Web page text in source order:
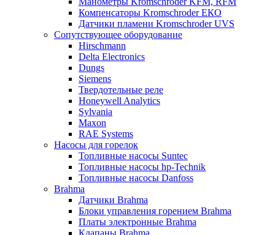
Компенсаторы Kromschroder ЕКО
Датчики пламени Kromschroder UVS
Сопутствующее оборудование
Hirschmann
Delta Electronics
Dungs
Siemens
Твердотельные реле
Honeywell Analytics
Sylvania
Maxon
RAE Systems
Насосы для горелок
Топливные насосы Suntec
Топливные насосы hp-Technik
Топливные насосы Danfoss
Brahma
Датчики Brahma
Блоки управления горением Brahma
Платы электронные Brahma
Клапаны Brahma